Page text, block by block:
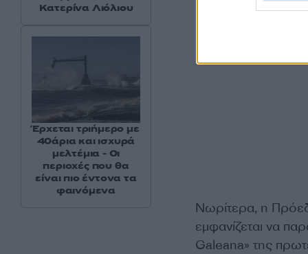
Νωρίτερα, η
εμφανίζεται να
Galeana» της
Κατερίνα Λιόλιου
Έρχεται τριήμερο με
40άρια και ισχυρά
μελτέμια - Οι
περιοχές που θα
είναι πιο έντονα τα
φαινόμενα